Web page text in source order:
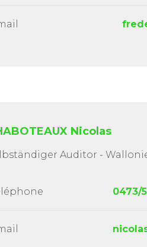
Nicolas
Auditor -
0473/